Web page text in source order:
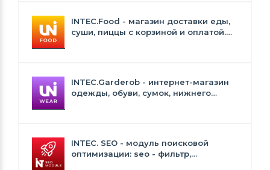
INTEC.Food - магазин доставки еды,
суши, пиццы с корзиной и оплатой.
INTEC.Garderob - интернет-магазин
одежды, обуви, сумок, нижнего
INTEC. SEO - модуль поисковой
оптимизации: seo - фильтр,